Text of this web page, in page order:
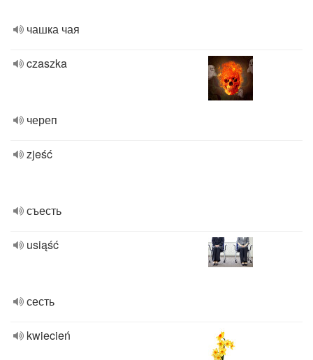
чашка чая
czaszka
череп
zjeść
съесть
usiąść
сесть
kwiecień